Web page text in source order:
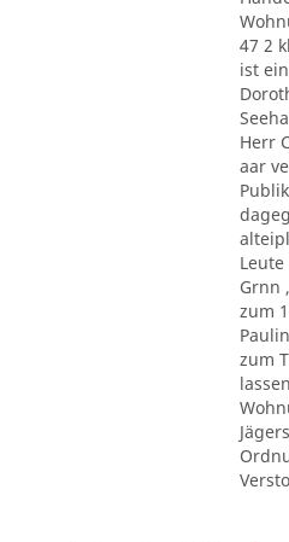
47 2
ist
Herr
aar
Grnn
zum
zum